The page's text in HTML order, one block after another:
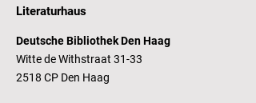
Literaturhaus
Deutsche Bibliothek Den Haag
Witte de Withstraat 31-33
2518 CP Den Haag